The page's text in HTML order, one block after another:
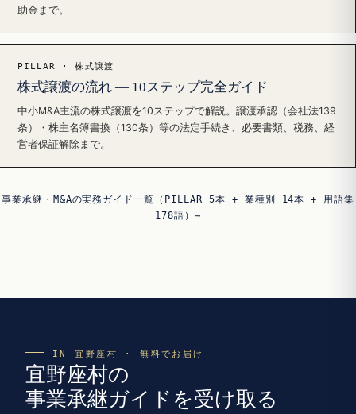
助金まで。
PILLAR · 株式譲渡
株式譲渡の流れ — 10ステップ完全ガイド
中小M&A主流の株式譲渡を10ステップで解説。譲渡承認（会社法139
条）・株主名簿書換（130条）等の法定手続き、必要書類、税務、経
営者保証解除まで。
事業承継・M&Aの実務ガイド一覧（PILLAR 5本 + 業種別 14本 + 用語集
178語）→
IN 宜野座村 · 無料でお届け
宜野座村の
事業承継ガイドを受け取る